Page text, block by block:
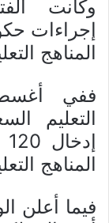
وكانت
إجراءات
المناهج
ففي
التعليم
المناهج